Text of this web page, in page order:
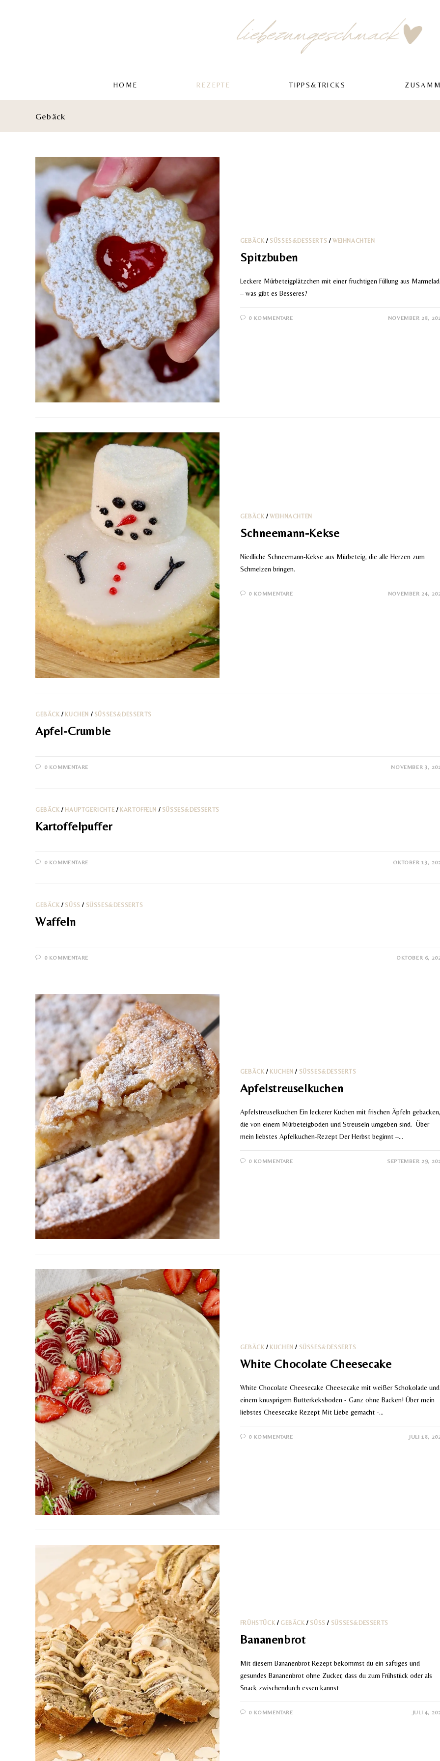
HOME REZEPTE TIPPS&TRICKS
Gebäck
GEBÄCK / SÜSSES&DESSERTS /WEIHNACHTEN
Spitzbuben
Leckere Mürbeteigplätzchen mit einer fruchtigen Füllung aus
– was gibt es Besseres?
0 KOMMENTARE NOVEMBER 28,
GEBÄCK /WEIHNACHTEN
Schneemann-Kekse
Niedliche Schneemann-Kekse aus Mürbeteig, die alle Herzen zum
Schmelzen bringen.
0 KOMMENTARE NOVEMBER 24,
GEBÄCK / KUCHEN / SÜSSES&DESSERTS
Apfel-Crumble
0 KOMMENTARE NOVEMBER 3,
GEBÄCK / HAUPTGERICHTE / KARTOFFELN / SÜSSES&DESSERTS
Kartoffelpuffer
0 KOMMENTARE OKTOBER 13,
GEBÄCK / SÜSS / SÜSSES&DESSERTS
Waffeln
0 KOMMENTARE OKTOBER 6,
GEBÄCK / KUCHEN / SÜSSES&DESSERTS
Apfelstreuselkuchen
Apfelstreuselkuchen Ein leckerer Kuchen mit frischen Äpfeln gebacken,
die von einem Mürbeteigboden und Streuseln umgeben sind. Über
mein liebstes Apfelkuchen-Rezept Der Herbst beginnt –…
0 KOMMENTARE SEPTEMBER 29,
GEBÄCK / KUCHEN / SÜSSES&DESSERTS
White Chocolate Cheesecake
White Chocolate Cheesecake Cheesecake mit weißer Schokolade und
einem knusprigem Butterkeksboden - Ganz ohne Backen! Über mein
liebstes Cheesecake Rezept Mit Liebe gemacht -…
0 KOMMENTARE JULI 18,
FRÜHSTÜCK / GEBÄCK / SÜSS / SÜSSES&DESSERTS
Bananenbrot
Mit diesem Bananenbrot Rezept bekommst du ein saftiges und
gesundes Bananenbrot ohne Zucker, dass du zum Frühstück oder als
Snack zwischendurch essen kannst
0 KOMMENTARE JULI 4,